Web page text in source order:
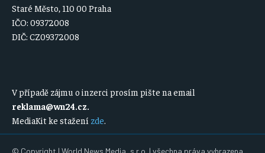
Staré Město, 110 00 Praha
IČO: 09372008
DIČ: CZ09372008
V případě zájmu o inzerci prosím pište na email
reklama@wn24.cz
MediaKit ke stažení zde
© Copyright | World News Media, s.r.o. | všechna práva vyhrazena.